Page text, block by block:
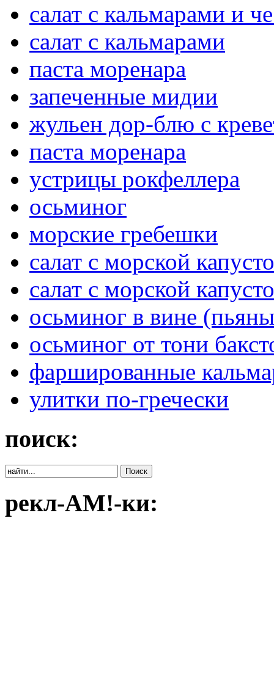
салат с кальмарами и
салат с кальмарами
паста моренара
запеченные мидии
жульен дор-блю с
паста моренара
устрицы рокфеллера
осьминог
морские гребешки
салат с морской
салат с морской
осьминог в вине
осьминог от тони
фаршированные
улитки по-гречески
поиск:
рекл-АМ!-ки: